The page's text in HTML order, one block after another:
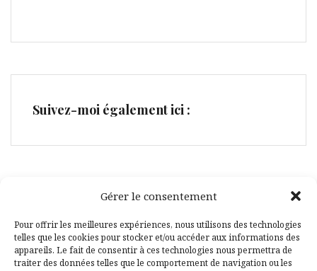
Gérer le consentement
Pour offrir les meilleures expériences, nous utilisons des technologies
telles que les cookies pour stocker et/ou accéder aux informations des
appareils. Le fait de consentir à ces technologies nous permettra de
traiter des données telles que le comportement de navigation ou les
Suivez-moi également ici :
Facebook
Pinterest